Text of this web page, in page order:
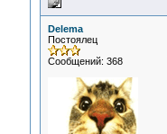
Delema
Постоялец
Сообщений: 368